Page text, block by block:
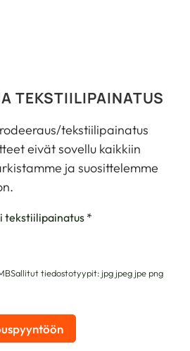
TEKSTIILIPAINATUS
tekstiilipainatus
eivät sovellu kaikkiin
ja suosittelemme
tekstiilipainatus *
Sallitut tiedostotyypit: jpg jpeg jpe png